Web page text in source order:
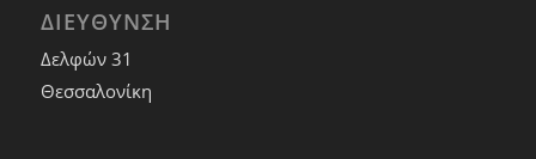
ΔΙΕΥΘΥΝΣΗ
Δελφών 31
Θεσσαλονίκη